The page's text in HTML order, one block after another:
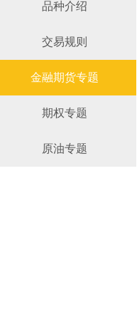
品种介绍
交易规则
金融期货专题
期权专题
原油专题